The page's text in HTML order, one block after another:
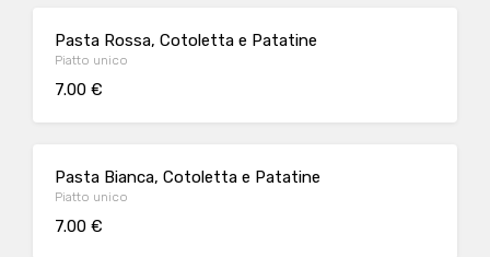
Pasta Rossa, Cotoletta e Patatine
Piatto unico
7.00 €
Pasta Bianca, Cotoletta e Patatine
Piatto unico
7.00 €